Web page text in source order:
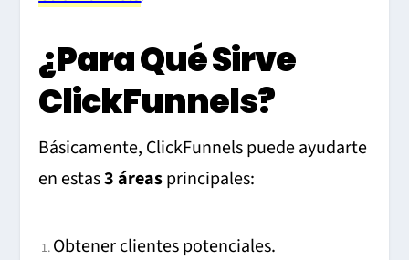
¿Para Qué Sirve
ClickFunnels?
Básicamente, ClickFunnels puede ayudarte
en estas3 áreasprincipales:
Obtener clientes potenciales.